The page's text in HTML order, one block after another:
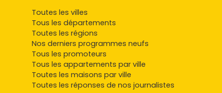
Toutes les villes
Tous les départements
Toutes les régions
Nos derniers programmes neufs
Tous les promoteurs
Tous les appartements par ville
Toutes les maisons par ville
Toutes les réponses de nos journalistes